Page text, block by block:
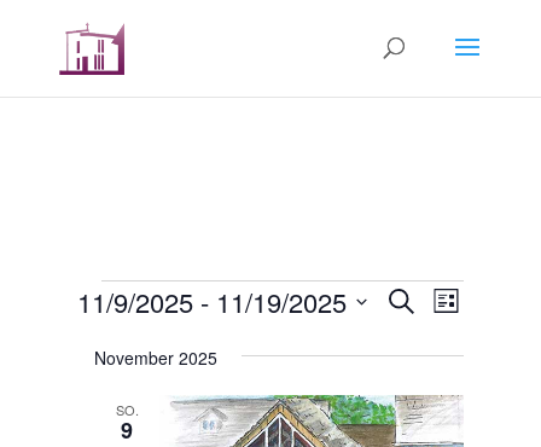
Veranstaltungen
und
Ansichten,
Navigation
SucheListe
11/9/2025 - 11/19/2025
wählen.
November 2025
SO.
9